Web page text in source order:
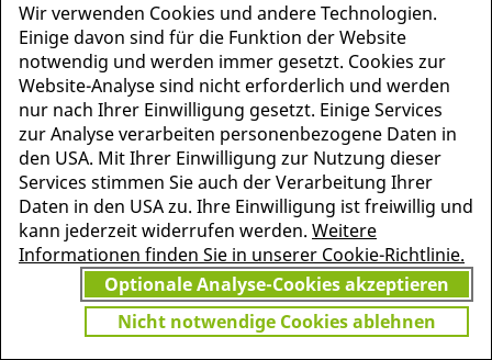
MEHR INFORMATIONEN
ZU PSCHYREMBEL
JETZT
GRATIS TESTEN
Vielen Dank für Ihr Interesse
am Pschyrembel! Wenn Sie
unbegrenzten Zugang zu
Pschyrembel Online möchten,
Wir verwenden Cookies und andere Technologien.
Einige davon sind für die Funktion der Website
notwendig und werden immer gesetzt. Cookies zur
Website-Analyse sind nicht erforderlich und werden
nur nach Ihrer Einwilligung gesetzt. Einige Services
zur Analyse verarbeiten personenbezogene Daten in
den USA. Mit Ihrer Einwilligung zur Nutzung dieser
Services stimmen Sie auch der Verarbeitung Ihrer
Daten in den USA zu. Ihre Einwilligung ist freiwillig und
kann jederzeit widerrufen werden. Weitere
Informationen finden Sie in unserer Cookie-Richtlinie.
Optionale Analyse-Cookies akzeptieren
Nicht notwendige Cookies ablehnen